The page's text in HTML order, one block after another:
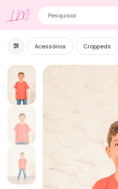
Primeira Compra? Utilize o cupom
LM
Acessórios Croppeds